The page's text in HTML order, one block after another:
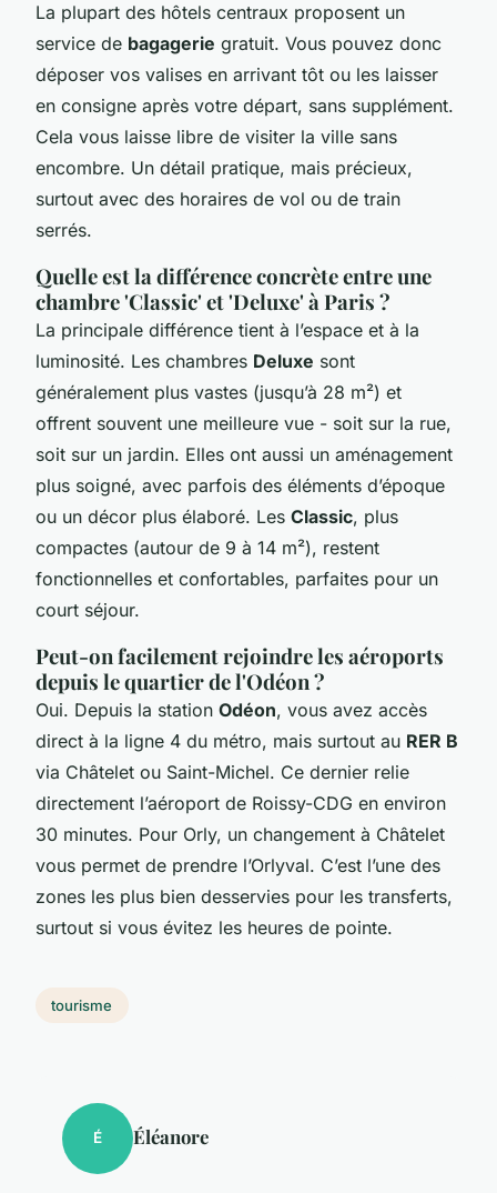
La plupart des hôtels centraux proposent un
service de bagagerie gratuit. Vous pouvez donc
déposer vos valises en arrivant tôt ou les laisser
en consigne après votre départ, sans supplément.
Cela vous laisse libre de visiter la ville sans
encombre. Un détail pratique, mais précieux,
surtout avec des horaires de vol ou de train
serrés.
Quelle est la différence concrète entre une
chambre 'Classic' et 'Deluxe' à Paris ?
La principale différence tient à l’espace et à la
luminosité. Les chambres Deluxe sont
généralement plus vastes (jusqu’à 28 m²) et
offrent souvent une meilleure vue - soit sur la rue,
soit sur un jardin. Elles ont aussi un aménagement
plus soigné, avec parfois des éléments d’époque
ou un décor plus élaboré. Les Classic, plus
compactes (autour de 9 à 14 m²), restent
fonctionnelles et confortables, parfaites pour un
court séjour.
Peut-on facilement rejoindre les aéroports
depuis le quartier de l'Odéon ?
Oui. Depuis la station Odéon, vous avez accès
direct à la ligne 4 du métro, mais surtout au RER B
via Châtelet ou Saint-Michel. Ce dernier relie
directement l’aéroport de Roissy-CDG en environ
30 minutes. Pour Orly, un changement à Châtelet
vous permet de prendre l’Orlyval. C’est l’une des
zones les plus bien desservies pour les transferts,
surtout si vous évitez les heures de pointe.
tourisme
É Éléanore